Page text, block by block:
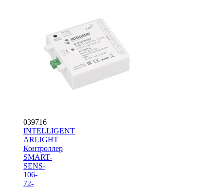
039716
INTELLIGENT
ARLIGHT
Контроллер
SMART-
SENS-
106-
72-